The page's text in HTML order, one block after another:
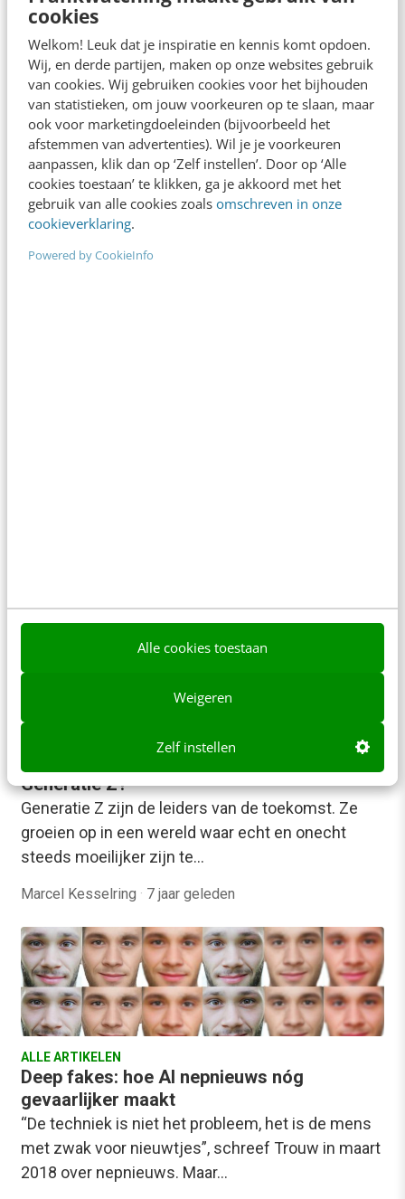
cookies
Welkom! Leuk dat je inspiratie en kennis komt opdoen.
Wij, en derde partijen, maken op onze websites gebruik
van cookies. Wij gebruiken cookies voor het bijhouden
van statistieken, om jouw voorkeuren op te slaan, maar
ook voor marketingdoeleinden (bijvoorbeeld het
afstemmen van advertenties). Wil je je voorkeuren
aanpassen, klik dan op ‘Zelf instellen’. Door op ‘Alle
cookies toestaan’ te klikken, ga je akkoord met het
gebruik van alle cookies zoals omschreven in onze
cookieverklaring.
Powered by CookieInfo
Alle cookies toestaan
Weigeren
Zelf instellen
MARKETING
Hoe we ons kunnen weren tegen deepfakes
‘Schijn bedriegt.’ Dat geldt tegenwoordig meer dan
ooit. Met de opkomst van deepfake-technologie is
wantrouwen tegenover informatie, zowel online
als via andere…
CONTENT & COMMUNICATIE
Generatie Z?
Generatie Z zijn de leiders van de toekomst. Ze
groeien op in een wereld waar echt en onecht
steeds moeilijker zijn te…
Marcel Kesselring · 7 jaar geleden
ALLE ARTIKELEN
Deep fakes: hoe AI nepnieuws nóg
gevaarlijker maakt
“De techniek is niet het probleem, het is de mens
met zwak voor nieuwtjes”, schreef Trouw in maart
2018 over nepnieuws. Maar…